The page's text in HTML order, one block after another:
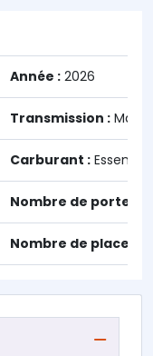
Année : 2026
Transmission :
Carburant : Essence
Nombre de portes :
Nombre de places :